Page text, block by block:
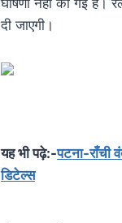
दी जाएगी।
यह भी पढ़े:-पटना-राँची
डिटेल्स